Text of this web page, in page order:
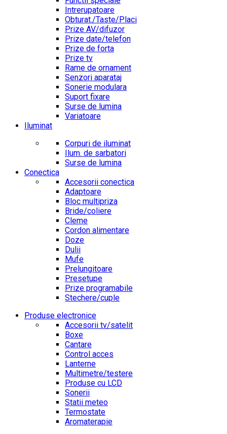
Intrerupatoare
Obturat./Taste/Placi
Prize AV/difuzor
Prize date/telefon
Prize de forta
Prize tv
Rame de ornament
Senzori aparataj
Sonerie modulara
Suport fixare
Surse de lumina
Variatoare
Iluminat
Corpuri de iluminat
Ilum. de sarbatori
Surse de lumina
Conectica
Accesorii conectica
Adaptoare
Bloc multipriza
Bride/coliere
Cleme
Cordon alimentare
Doze
Dulii
Mufe
Prelungitoare
Presetupe
Prize programabile
Stechere/cuple
Produse electronice
Accesorii tv/satelit
Boxe
Cantare
Control acces
Lanterne
Multimetre/testere
Produse cu LCD
Sonerii
Statii meteo
Termostate
Aromaterapie